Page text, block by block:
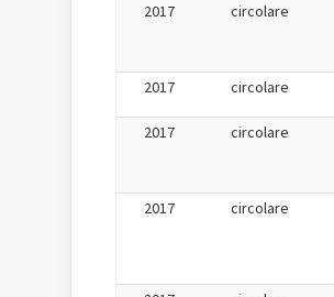
2017
circolare
2017
circolare
2017
circolare
2017
circolare